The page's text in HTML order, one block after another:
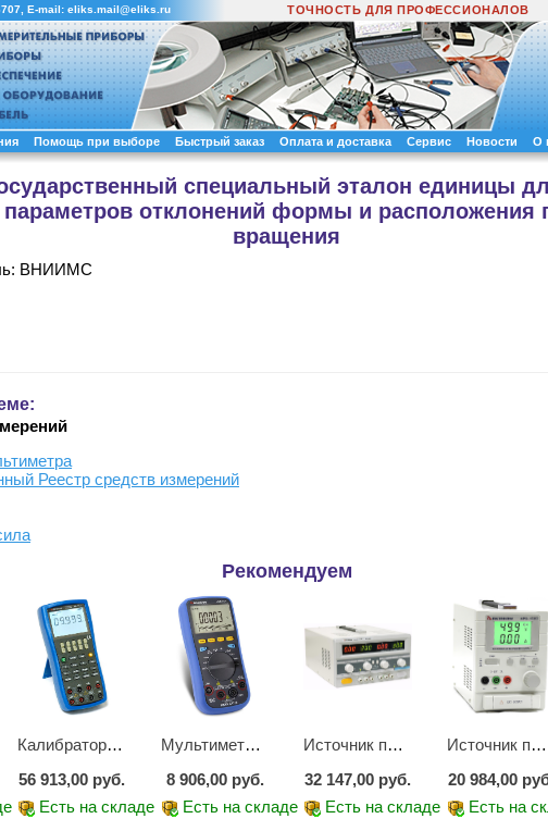
, E-mail: eliks.mail@eliks.ru ТОЧНОСТЬ ДЛЯ ПРОФЕССИОНАЛОВ
Помощь при выборе Быстрый заказ Оплата и доставка Сервис Новости О
специальный эталон единицы
отклонений формы и расположения
вращения
ВНИИМС
Реестр средств измерений
Рекомендуем
Калибратор АМ-7111
56 913,00 руб.
Есть на складе
Мультиметр цифровой АММ-1221
8 906,00 руб.
Есть на складе
Источник питания APS-2236
32 147,00 руб.
Есть на складе
Источник питания APS-1503
20 984,00
Есть на